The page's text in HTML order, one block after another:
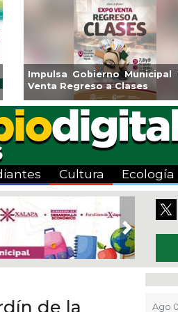
Guarniciones y banquetas
colonia El Mango en Pánuco
Cultura Ecología
Next
de la
Ago